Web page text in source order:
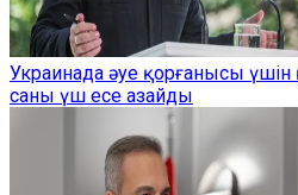
Украинада әуе қорғанысы
саны үш есе азайды